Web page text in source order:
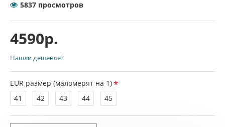
4590р.
5837 просмотров
EUR размер (маломерят на 1)
41
42 43 44 45
Нашли дешевле?